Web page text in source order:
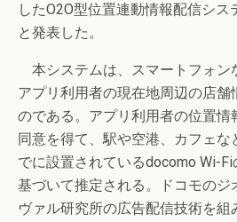
したO2O型位置連動情報配信シス
と発表した。
本システムは、スマートフォン
アプリ利用者の現在地周辺の店舗
のである。アプリ利用者の位置情
同意を得て、駅や空港、カフェな
でに設置されているdocomo Wi-
基づいて推定される。ドコモのジ
ヴァル研究所の広告配信技術を組